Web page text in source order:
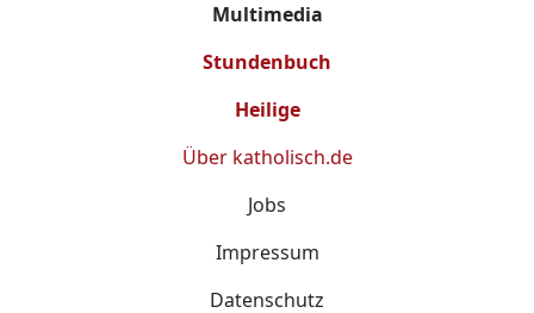
Multimedia
Stundenbuch
Heilige
Über katholisch.de
Jobs
Impressum
Datenschutz